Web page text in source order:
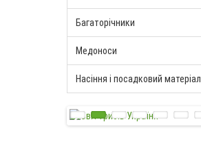
Багаторічники
Медоноси
Насіння і посадковий матеріал